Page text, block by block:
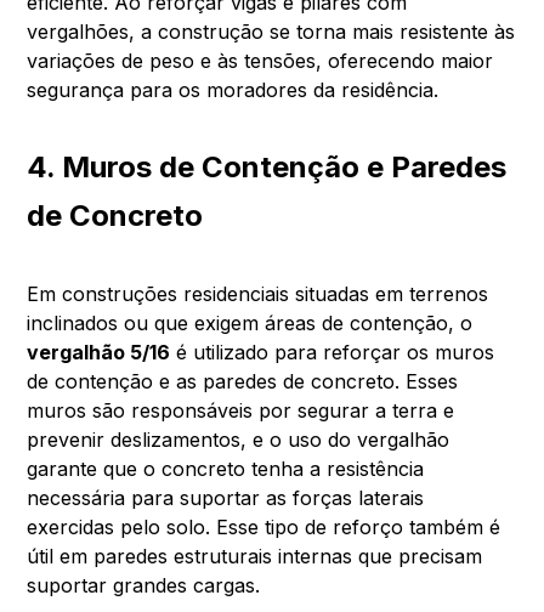
vergalhões, a construção se torna mais resistente às
variações de peso e às tensões, oferecendo maior
segurança para os moradores da residência.
4. Muros de Contenção e Paredes
de Concreto
Em construções residenciais situadas em terrenos
inclinados ou que exigem áreas de contenção, o
vergalhão 5/16 é utilizado para reforçar os muros
de contenção e as paredes de concreto. Esses
muros são responsáveis por segurar a terra e
prevenir deslizamentos, e o uso do vergalhão
garante que o concreto tenha a resistência
necessária para suportar as forças laterais
exercidas pelo solo. Esse tipo de reforço também é
útil em paredes estruturais internas que precisam
suportar grandes cargas.